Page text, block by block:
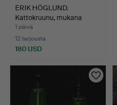
ERIK HÖGLUND.
Kattokruunu, mukana
tuleva k…
1 päivä
12 tarjousta
180 USD